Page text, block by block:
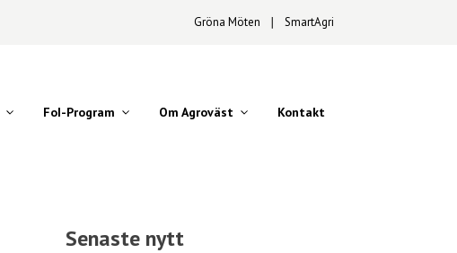
Gröna Möten ∣ SmartAgri
FoI-Program Om Agroväst Kontakt
Senaste nytt